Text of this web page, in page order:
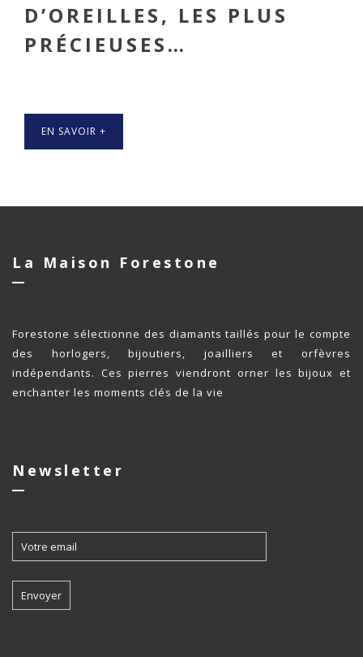
D’OREILLES, LES PLUS
PRÉCIEUSES…
EN SAVOIR +
La Maison Forestone
Forestone sélectionne des diamants taillés pour le compte
des horlogers, bijoutiers, joailliers et orfèvres
indépendants. Ces pierres viendront orner les bijoux et
enchanter les moments clés de la vie
Newsletter